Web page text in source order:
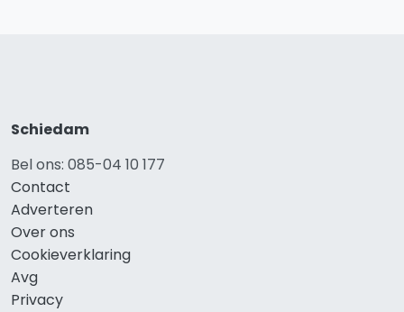
Schiedam
Bel ons: 085-04 10 177
Contact
Adverteren
Over ons
Cookieverklaring
Avg
Privacy